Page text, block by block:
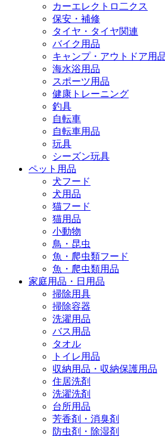
カーエレクトロ二クス
保安・補修
タイヤ・タイヤ関連
バイク用品
キャンプ・アウトドア用
海水浴用品
スポーツ用品
健康トレーニング
釣具
自転車
自転車用品
玩具
シーズン玩具
ペット用品
犬フード
犬用品
猫フード
猫用品
小動物
鳥・昆虫
魚・爬虫類フード
魚・爬虫類用品
家庭用品・日用品
掃除用具
掃除容器
洗濯用品
バス用品
タオル
トイレ用品
収納用品・収納保護用品
住居洗剤
洗濯洗剤
台所用品
芳香剤・消臭剤
防虫剤・除湿剤